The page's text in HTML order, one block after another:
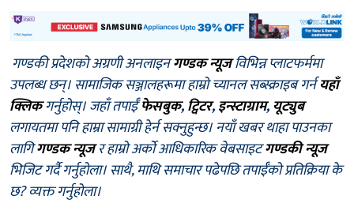
गण्डकी प्रदेशको अग्रणी अनलाइनगण्डक न्यूजविभिन्न प्लाटफर्ममा
उपलब्ध छन्। सामाजिक सञ्जालहरूमा हाम्रो च्यानल सब्स्क्राइब गर्नयहाँ
क्लिकगर्नुहोस्। जहाँ तपाईँफेसबुक,ट्विटर,इन्स्टाग्राम, यूट्युब
लगायतमा पनि हाम्रा सामाग्री हेर्न सक्नुहुन्छ। नयाँ खबर थाहा पाउनका
लागिगण्डक न्यूजर हाम्रो अर्को आधिकारिक वेबसाइटगण्डकी न्यूज
भिजिट गर्दै गर्नुहोला। साथै, माथि समाचार पढेपछि तपाईँको प्रतिक्रिया के
छ? व्यक्त गर्नुहोला।